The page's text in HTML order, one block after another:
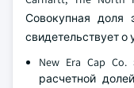
Совокупная доля
свидетельствует
New Era Cap
расчетной